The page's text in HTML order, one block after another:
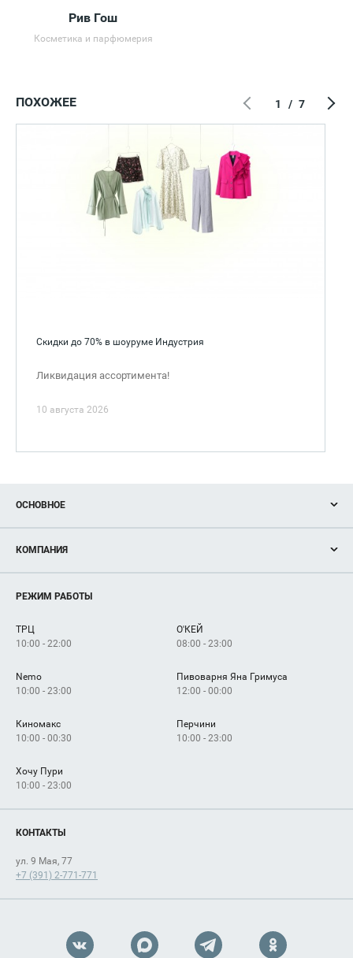
Рив Гош
Косметика и парфюмерия
ПОХОЖЕЕ
Скидки до 70% в шоуруме Индустрия
Ликвидация ассортимента!
10 августа 2026
1 / 7
ОСНОВНОЕ
Новости
Магазины
Услуги
КОМПАНИЯ
Рекламодателям
Как добраться
РЕЖИМ РАБОТЫ
ТРЦ
10:00 - 22:00
О'КЕЙ
08:00 - 23:00
Nemo
10:00 - 23:00
Пивоварня Яна Гримуса
12:00 - 00:00
Киномакс
10:00 - 00:30
Перчини
10:00 - 23:00
Хочу Пури
10:00 - 23:00
КОНТАКТЫ
ул. 9 Мая, 77
+7 (391) 2-771-771